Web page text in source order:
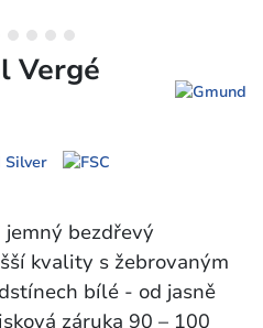
Vergé
bezdřevý
kvality s žebrovaným
bílé - od jasně
záruka 90 – 100